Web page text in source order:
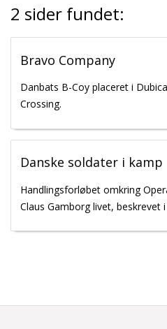
2 sider fundet:
Bravo Company
Danbats B-Coy placeret i
Crossing.
Danske soldater i kamp
Handlingsforløbet omkring
Claus Gamborg livet, beskrevet